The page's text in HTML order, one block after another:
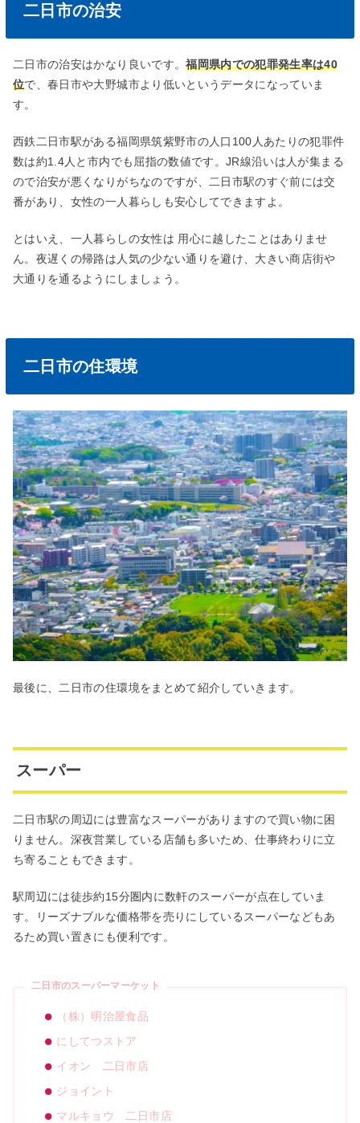
二日市の治安
二日市の治安はかなり良いです。福岡県内での犯罪発生率は40
位で、春日市や大野城市より低いというデータになっていま
す。
西鉄二日市駅がある福岡県筑紫野市の人口100人あたりの犯罪件
数は約1.4人と市内でも屈指の数値です。 JR線沿いは人が集まる
ので治安が悪くなりがちなのですが、二日市駅のすぐ前には交
番があり、女性の一人暮らしも安心してできますよ。
とはいえ、一人暮らしの女性は 用心に越したことはありませ
ん。夜遅くの帰路は人気の少ない通りを避け、大きい商店街や
大通りを通るようにしましょう。
二日市の住環境
最後に、二日市の住環境をまとめて紹介していきます。
スーパー
二日市駅の周辺には豊富なスーパーがありますので買い物に困
りません。深夜営業している店舗も多いため、仕事終わりに立
ち寄ることもできます。
駅周辺には徒歩約15分圏内に数軒のスーパーが点在していま
す。リーズナブルな価格帯を売りにしているスーパーなどもあ
るため買い置きにも便利です。
二日市のスーパーマーケット
（株）明治屋食品
にしてつストア
イオン 二日市店
ジョイント
マルキョウ 二日市店